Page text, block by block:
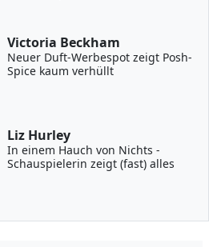
Victoria Beckham
Neuer Duft-Werbespot zeigt Posh-
Spice kaum verhüllt
Liz Hurley
In einem Hauch von Nichts -
Schauspielerin zeigt (fast) alles